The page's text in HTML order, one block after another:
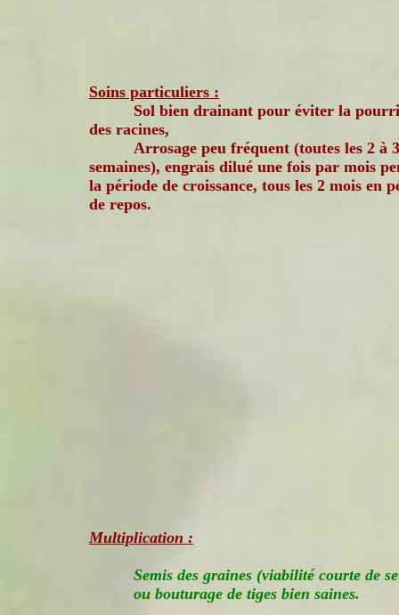
Soins particuliers :
Sol bien drainant pour éviter la
des racines,
Arrosage peu fréquent (toutes les 2 à 3
semaines), engrais dilué une fois par mois
la période de croissance, tous les 2 mois en
de repos.
Multiplication :
Semis des graines (viabilité courte de
ou bouturage de tiges bien saines.